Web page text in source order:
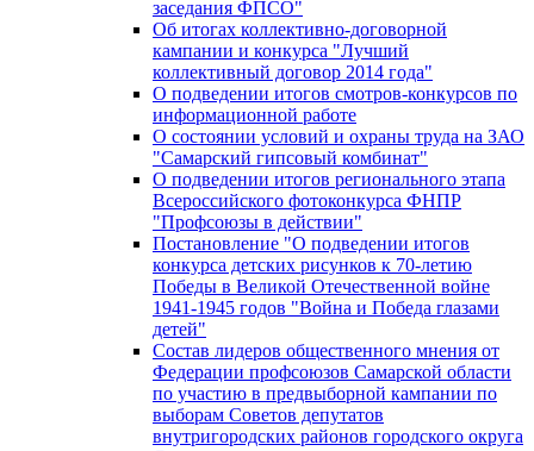
заседания ФПСО"
Об итогах коллективно-договорной
кампании и конкурса "Лучший
коллективный договор 2014 года"
О подведении итогов смотров-конкурсов по
информационной работе
О состоянии условий и охраны труда на ЗАО
"Самарский гипсовый комбинат"
О подведении итогов регионального этапа
Всероссийского фотоконкурса ФНПР
"Профсоюзы в действии"
Постановление "О подведении итогов
конкурса детских рисунков к 70-летию
Победы в Великой Отечественной войне
1941-1945 годов "Война и Победа глазами
детей"
Состав лидеров общественного мнения от
Федерации профсоюзов Самарской области
по участию в предвыборной кампании по
выборам Советов депутатов
внутригородских районов городского округа